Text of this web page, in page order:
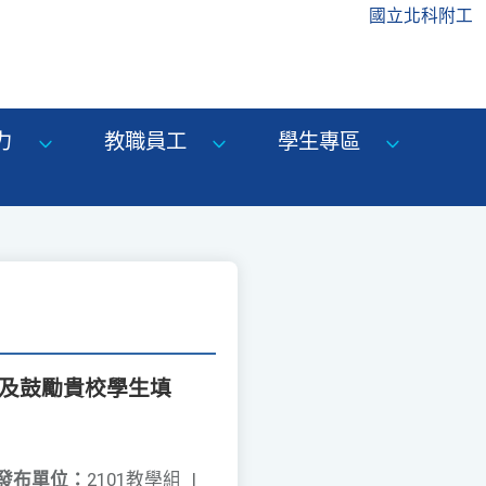
國立北科附工
教職員工 學生專區
鼓勵貴校學生填
布單位： 2101教學組 |